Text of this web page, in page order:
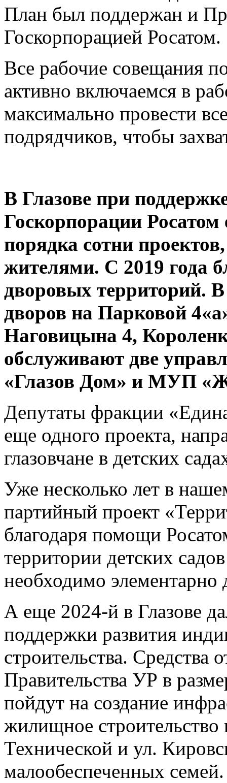
План был поддержан и
Госкорпорацией Росатом.
Все рабочие совещания
активно включаемся в
максимально провести
подрядчиков, чтобы
В Глазове при
Госкорпорации Росатом
порядка сотни
жителями. С 2019 года
дворовых территорий.
дворов на Парковой
Наговицына 4,
обслуживают две
«Глазов Дом» и МУП
Депутаты фракции
еще одного проекта,
глазовчане в детских
Уже несколько лет в
партийный проект
благодаря помощи
территории детских
необходимо элементарно
А еще 2024-й в Глазове
поддержки развития
строительства. Средства
Правительства УР в
пойдут на создание
жилищное
Технической и ул.
малообеспеченных семей.